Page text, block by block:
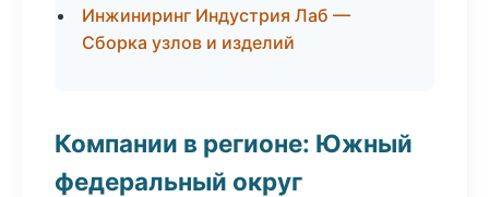
Инжиниринг Индустрия Лаб —
Сборка узлов и изделий
Компании в регионе: Южный
федеральный округ